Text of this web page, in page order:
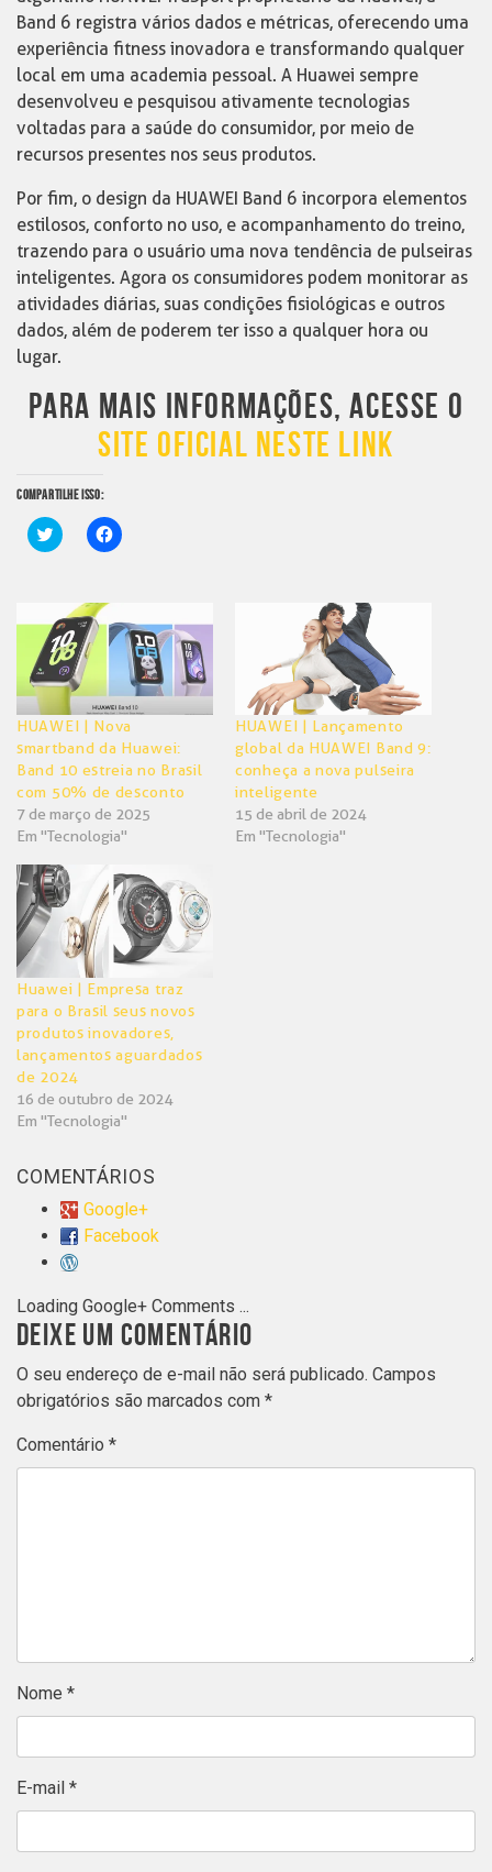
Band 6 registra vários dados e métricas, oferecendo uma
experiência fitness inovadora e transformando qualquer
local em uma academia pessoal. A Huawei sempre
desenvolveu e pesquisou ativamente tecnologias
voltadas para a saúde do consumidor, por meio de
recursos presentes nos seus produtos.
Por fim, o design da HUAWEI Band 6 incorpora elementos
estilosos, conforto no uso, e acompanhamento do treino,
trazendo para o usuário uma nova tendência de pulseiras
inteligentes. Agora os consumidores podem monitorar as
atividades diárias, suas condições fisiológicas e outros
dados, além de poderem ter isso a qualquer hora ou
lugar.
PARA MAIS INFORMAÇÕES, ACESSE O
SITE OFICIAL NESTE LINK
COMPARTILHE ISSO:
Clique
para
nova
janela)
Clique
para
nova
janela)
HUAWEI | Nova
smartband da Huawei:
Band 10 estreia no Brasil
com 50% de desconto
7 de março de 2025
Em "Tecnologia"
HUAWEI | Lançamento
global da HUAWEI Band 9:
conheça a nova pulseira
inteligente
15 de abril de 2024
Em "Tecnologia"
Huawei | Empresa traz
para o Brasil seus novos
produtos inovadores,
lançamentos aguardados
de 2024
16 de outubro de 2024
Em "Tecnologia"
COMENTÁRIOS
Google+
Facebook
Loading Google+ Comments ...
DEIXE UM COMENTÁRIO
O seu endereço de e-mail não será publicado. Campos
obrigatórios são marcados com *
Comentário *
Nome *
E-mail *